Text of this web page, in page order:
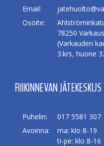
Email:
Osoite:
78250 Varkaus
(Varkauden
3.krs, huone
RIIKINNEVAN JÄTEKESKUS
Puhelin:
017 5581 307
Avoinna:
ma: klo 8-19
ti-pe: klo 8-16